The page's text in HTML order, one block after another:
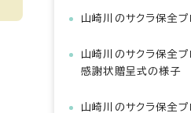
山崎川のサクラ保全プ
山崎川のサクラ保全
感謝状贈呈式の様子
山崎川のサクラ保全